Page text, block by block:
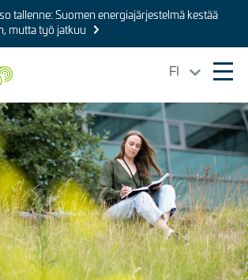
tallenne: Suomen energiajärjestelmä kestää
mutta työ jatkuu
FI